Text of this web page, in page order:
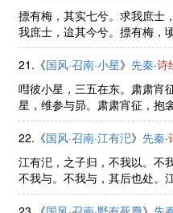
摽有梅，其实七兮。求我庶士
我庶士，迨其今兮。摽有梅，
21.《国风·召南·小星》先秦·诗
嘒彼小星，三五在东。肃肃宵
星，维参与昴。肃肃宵征，抱
22.《国风·召南·江有汜》先秦·
江有汜，之子归，不我以。不
不我与。不我与，其后也处。
其啸也歌。